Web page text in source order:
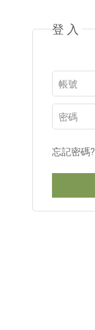
登入
忘記密碼?